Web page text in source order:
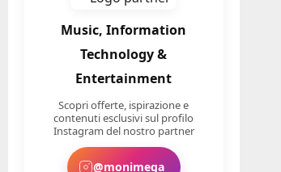
Music, Information
Technology &
Entertainment
Scopri offerte, ispirazione e
contenuti esclusivi sul profilo
Instagram del nostro partner
@monimega_